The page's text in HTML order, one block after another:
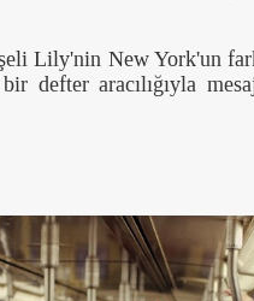
Lily'nin New York'un
defter aracılığıyla